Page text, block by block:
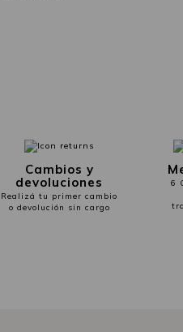
Cambios y
devoluciones
Realizá tu primer cambio
o devolución sin cargo
6